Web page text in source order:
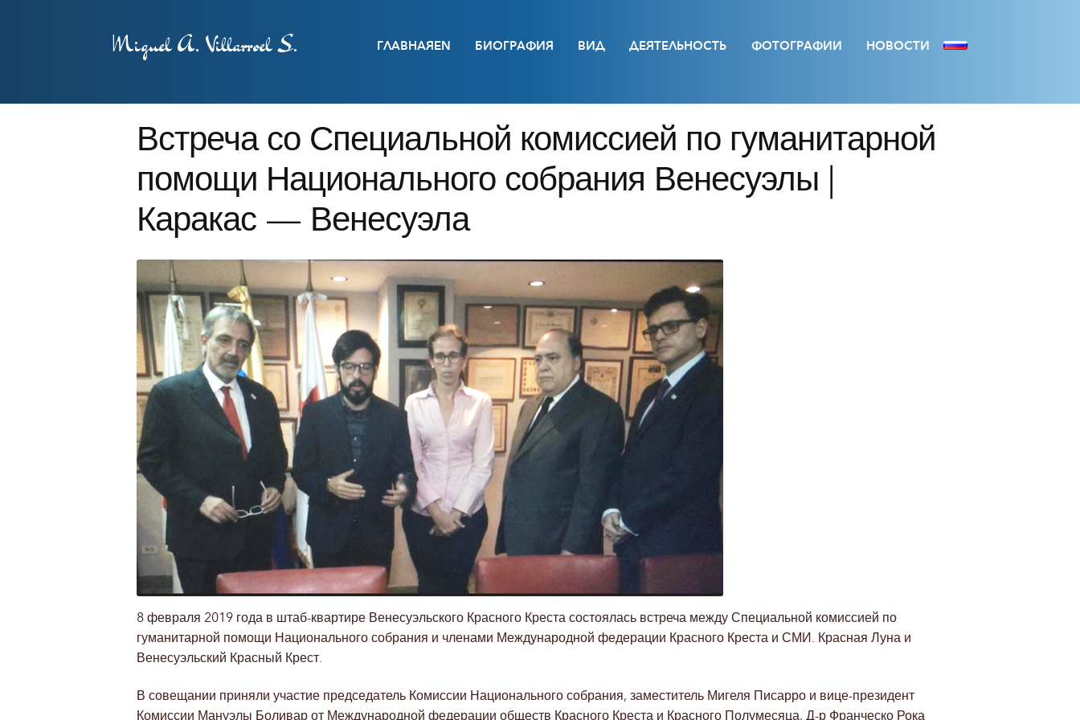
Miguel A. Villarroel S. ГЛАВНАЯEN БИОГРАФИЯ ВИД ДЕЯТЕЛЬНОСТЬ ФОТОГРАФИИ НОВОСТИ
Встреча со Специальной комиссией по гуманитарной
помощи Национального собрания Венесуэлы |
Каракас — Венесуэла
8 февраля 2019 года в штаб-квартире Венесуэльского Красного Креста состоялась встреча между Специальной комиссией по
гуманитарной помощи Национального собрания и членами Международной федерации Красного Креста и СМИ. Красная Луна и
Венесуэльский Красный Крест.
В совещании приняли участие председатель Комиссии Национального собрания, заместитель Мигеля Писарро и вице-президент
Комиссии Мануэлы Боливар от Международной федерации обществ Красного Креста и Красного Полумесяца, Д-р Франческо Рока